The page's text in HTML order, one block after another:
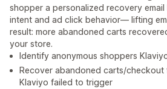
shopper a personalized recovery
intent and ad click behavior— lifting
result: more abandoned carts
your store.
Identify anonymous shoppers
Recover abandoned carts/checkout
Klaviyo failed to trigger